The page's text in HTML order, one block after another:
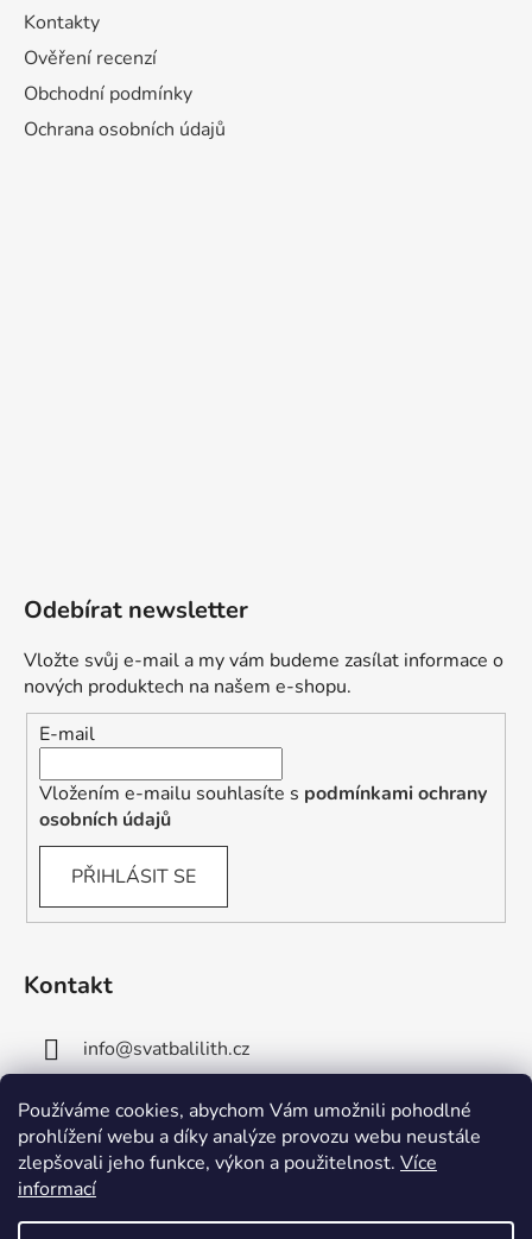
Používáme cookies, abychom Vám umožnili pohodlné
prohlížení webu a díky analýze provozu webu neustále
zlepšovali jeho funkce, výkon a použitelnost. Více
informací
Kontakty
Ověření recenzí
Obchodní podmínky
Ochrana osobních údajů
Odebírat newsletter
Vložte svůj e-mail a my vám budeme zasílat informace o
nových produktech na našem e-shopu.
E-mail
Vložením e-mailu souhlasíte s podmínkami ochrany
osobních údajů
PŘIHLÁSIT SE
Kontakt
info@svatbalilith.cz
+420 778 745 219
+420 778 770 784